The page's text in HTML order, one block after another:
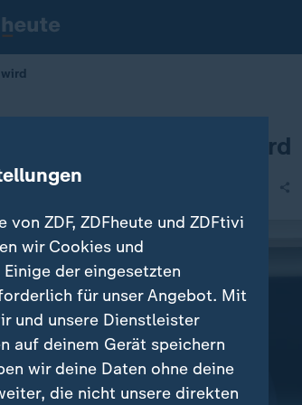
Tagen wichtig wird
ZDF, ZDFheute und ZDFtivi
wir Cookies und
der eingesetzten
für unser Angebot. Mit
und unsere Dienstleister
auf deinem Gerät speichern
wir deine Daten ohne deine
die nicht unsere direkten